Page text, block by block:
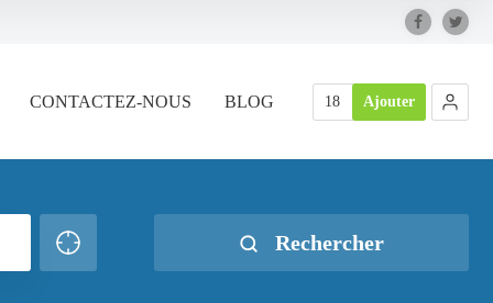
CONTACTEZ-NOUS BLOG 18 Ajouter
Rechercher